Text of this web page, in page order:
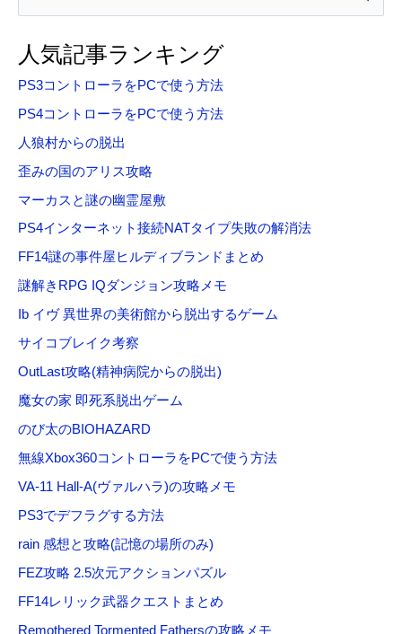
象
:
人気記事ランキング
PS3コントローラをPCで使う方法
PS4コントローラをPCで使う方法
人狼村からの脱出
歪みの国のアリス攻略
マーカスと謎の幽霊屋敷
PS4インターネット接続NATタイプ失敗の解消法
FF14謎の事件屋ヒルディブランドまとめ
謎解きRPG IQダンジョン攻略メモ
Ib イヴ 異世界の美術館から脱出するゲーム
サイコブレイク考察
OutLast攻略(精神病院からの脱出)
魔女の家 即死系脱出ゲーム
のび太のBIOHAZARD
無線Xbox360コントローラをPCで使う方法
VA-11 Hall-A(ヴァルハラ)の攻略メモ
PS3でデフラグする方法
rain 感想と攻略(記憶の場所のみ)
FEZ攻略 2.5次元アクションパズル
FF14レリック武器クエストまとめ
Remothered Tormented Fathersの攻略メモ